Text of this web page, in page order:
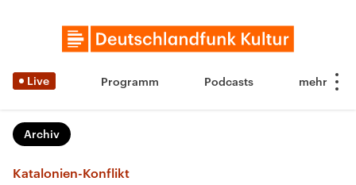
Live Programm Podcasts
Archiv
Katalonien-Konflikt